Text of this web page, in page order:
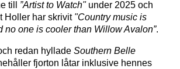
till ”Artist to Watch"under 2025 och
Holler har skrivit "Country music is
no one is cooler than Willow Avalon”.
redan hylladeSouthern Belle
fjorton låtar inklusive hennes